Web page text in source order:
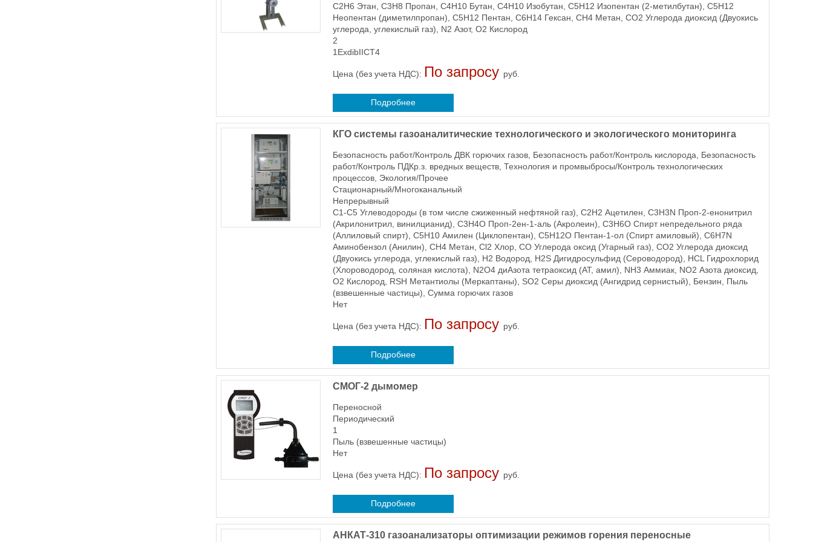
C2H6 Этан, C3H8 Пропан, C4H10 Бутан, C4H10 Изобутан, C5H12 Изопентан (2-метилбутан), C5H12
Неопентан (диметилпропан), C5H12 Пентан, C6H14 Гексан, CH4 Метан, CO2 Углерода диоксид (Двуокись
углерода, углекислый газ), N2 Азот, O2 Кислород
2
1ExdibIICT4
Цена (без учета НДС): По запросу руб.
Подробнее
КГО системы газоаналитические технологического и экологического мониторинга
Безопасность работ/Контроль ДВК горючих газов, Безопасность работ/Контроль кислорода, Безопасность
работ/Контроль ПДКр.з. вредных веществ, Технология и промвыбросы/Контроль технологических
процессов, Экология/Прочее
Стационарный/Многоканальный
Непрерывный
C1-C5 Углеводороды (в том числе сжиженный нефтяной газ), C2H2 Ацетилен, C3H3N Проп-2-енонитрил
(Акрилонитрил, винилцианид), C3H4O Проп-2ен-1-аль (Акролеин), C3H6O Спирт непредельного ряда
(Аллиловый спирт), C5H10 Амилен (Циклопентан), C5H12O Пентан-1-ол (Спирт амиловый), C6H7N
Аминобензол (Анилин), CH4 Метан, Cl2 Хлор, CO Углерода оксид (Угарный газ), CO2 Углерода диоксид
(Двуокись углерода, углекислый газ), H2 Водород, H2S Дигидросульфид (Сероводород), HCL Гидрохлорид
(Хлороводород, соляная кислота), N2O4 диАзота тетраоксид (АТ, амил), NH3 Аммиак, NO2 Азота диоксид,
O2 Кислород, RSH Метантиолы (Меркаптаны), SO2 Серы диоксид (Ангидрид сернистый), Бензин, Пыль
(взвешенные частицы), Сумма горючих газов
Нет
Цена (без учета НДС): По запросу руб.
Подробнее
СМОГ-2 дымомер
Переносной
Периодический
1
Пыль (взвешенные частицы)
Нет
Цена (без учета НДС): По запросу руб.
Подробнее
АНКАТ-310 газоанализаторы оптимизации режимов горения переносные